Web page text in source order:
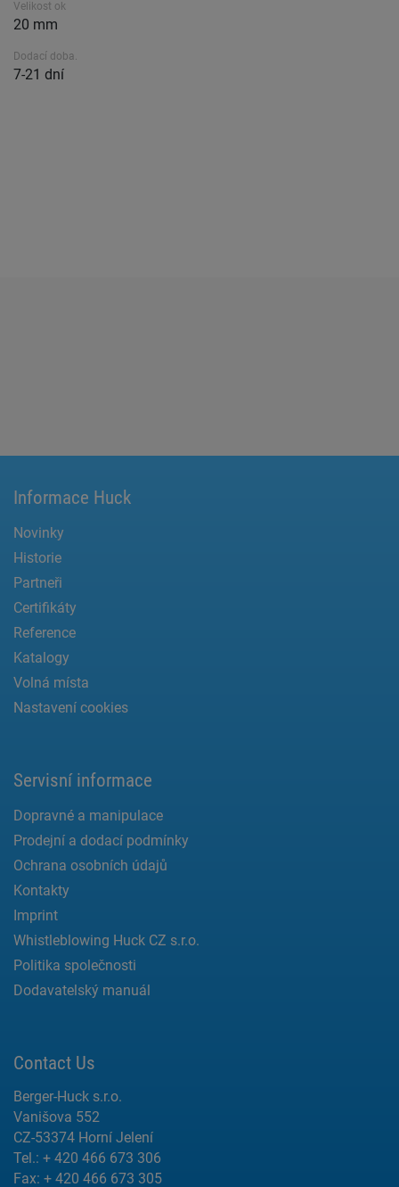
Velikost ok
20 mm
Dodací doba.
7-21 dní
Informace Huck
Novinky
Historie
Partneři
Certifikáty
Reference
Katalogy
Volná místa
Nastavení cookies
Servisní informace
Dopravné a manipulace
Prodejní a dodací podmínky
Ochrana osobních údajů
Kontakty
Imprint
Whistleblowing Huck CZ s.r.o.
Politika společnosti
Dodavatelský manuál
Contact Us
Berger-Huck s.r.o.
Vanišova 552
CZ-53374 Horní Jelení
Tel.: + 420 466 673 306
Fax: + 420 466 673 305